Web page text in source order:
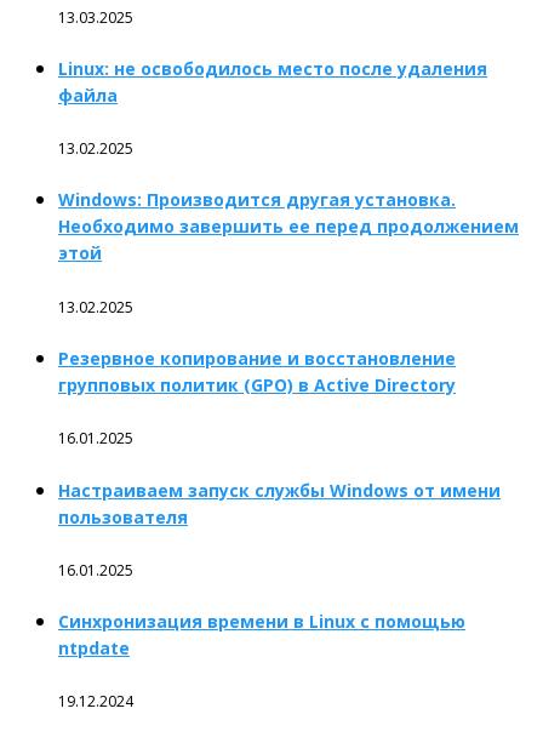
13.03.2025
Linux: не освободилось место после удаления
файла
13.02.2025
Windows: Производится другая установка.
Необходимо завершить ее перед продолжением
этой
13.02.2025
Резервное копирование и восстановление
групповых политик (GPO) в Active Directory
16.01.2025
Настраиваем запуск службы Windows от имени
пользователя
16.01.2025
Синхронизация времени в Linux с помощью
ntpdate
19.12.2024